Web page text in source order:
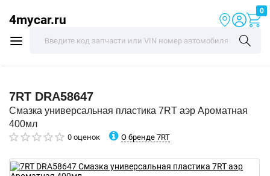
4mycar.ru
0
7RT DRA58647
Смазка универсальная пластика 7RT аэр Ароматная
400мл
0 оценок О бренде 7RT